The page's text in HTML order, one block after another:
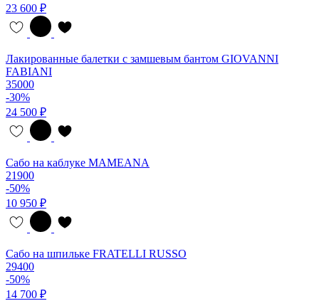
23 600 ₽
Лакированные балетки с замшевым бантом GIOVANNI
FABIANI
35000
-30%
24 500 ₽
Сабо на каблуке MAMEANA
21900
-50%
10 950 ₽
Сабо на шпильке FRATELLI RUSSO
29400
-50%
14 700 ₽